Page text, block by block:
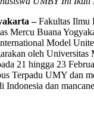
–Fakultas Ilmu
Mercu Buana
Model
oleh Universitas
21 hingga 23
Terpadu UMY dan
Indonesia dan